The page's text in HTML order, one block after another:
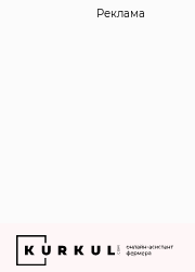
Реклама